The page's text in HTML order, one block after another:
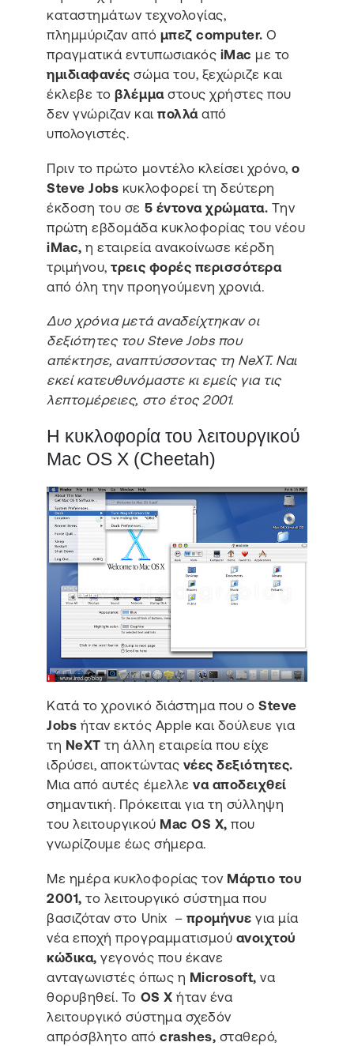
καταστημάτων τεχνολογίας,
πλημμύριζαν από μπεζ computer. O
πραγματικά εντυπωσιακός iMac με το
ημιδιαφανές σώμα του, ξεχώριζε και
έκλεβε τοβλέμμαστους χρήστες που
δεν γνώριζαν καιπολλάαπό
υπολογιστές.
Πριν το πρώτο μοντέλο κλείσει χρόνο,ο
Steve Jobs κυκλοφορεί τη δεύτερη
έκδοση του σε 5 έντονα χρώματα. Την
πρώτη εβδομάδα κυκλοφορίας του νέου
iMac, η εταιρεία ανακοίνωσε κέρδη
τριμήνου,τρεις φορές περισσότερα
από όλη την προηγούμενη χρονιά.
Δυο χρόνια μετά αναδείχτηκαν οι
δεξιότητες του Steve Jobs που
απέκτησε, αναπτύσσοντας τη NeXT. Ναι
εκεί κατευθυνόμαστε κι εμείς για τις
λεπτομέρειες, στο έτος 2001.
Η κυκλοφορία του λειτουργικού
Mac OS X (Cheetah)
Kατά το χρονικό διάστημα που οSteve
Jobs ήταν εκτός Apple και δούλευε για
τη NeXT τη άλλη εταιρεία που είχε
ιδρύσει, αποκτώντας νέες δεξιότητες.
Μια από αυτές έμελλενα αποδειχθεί
σημαντική. Πρόκειται για τη σύλληψη
του λειτουργικού Mac OS X, που
γνωρίζουμε έως σήμερα.
Με ημέρα κυκλοφορίας τον Μάρτιο του
2001, το λειτουργικό σύστημα που
βασιζόταν στο Unix – προμήνυε για μία
νέα εποχή προγραμματισμού ανοιχτού
κώδικα, γεγονός που έκανε
ανταγωνιστές όπως η Microsoft, να
θορυβηθεί. Το OS X ήταν ένα
λειτουργικό σύστημα σχεδόν
απρόσβλητο απόcrashes, σταθερό,